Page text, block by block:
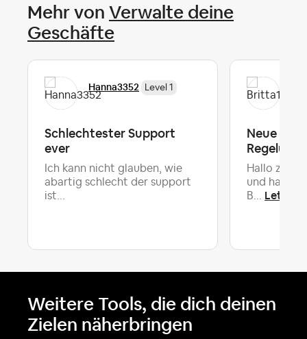
Mehr von Verwalte deine
Geschäfte
Hanna3352 Level 1
Schlechtester Support
ever
Ich kann nicht glauben, wie
abartig schlecht der support
ist...
Neue
Regelung
Hallo
und habe 3
B... Letzte
Weitere Tools, die dich deinen
Zielen näherbringen